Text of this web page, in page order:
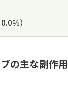
％）
の主な副作用